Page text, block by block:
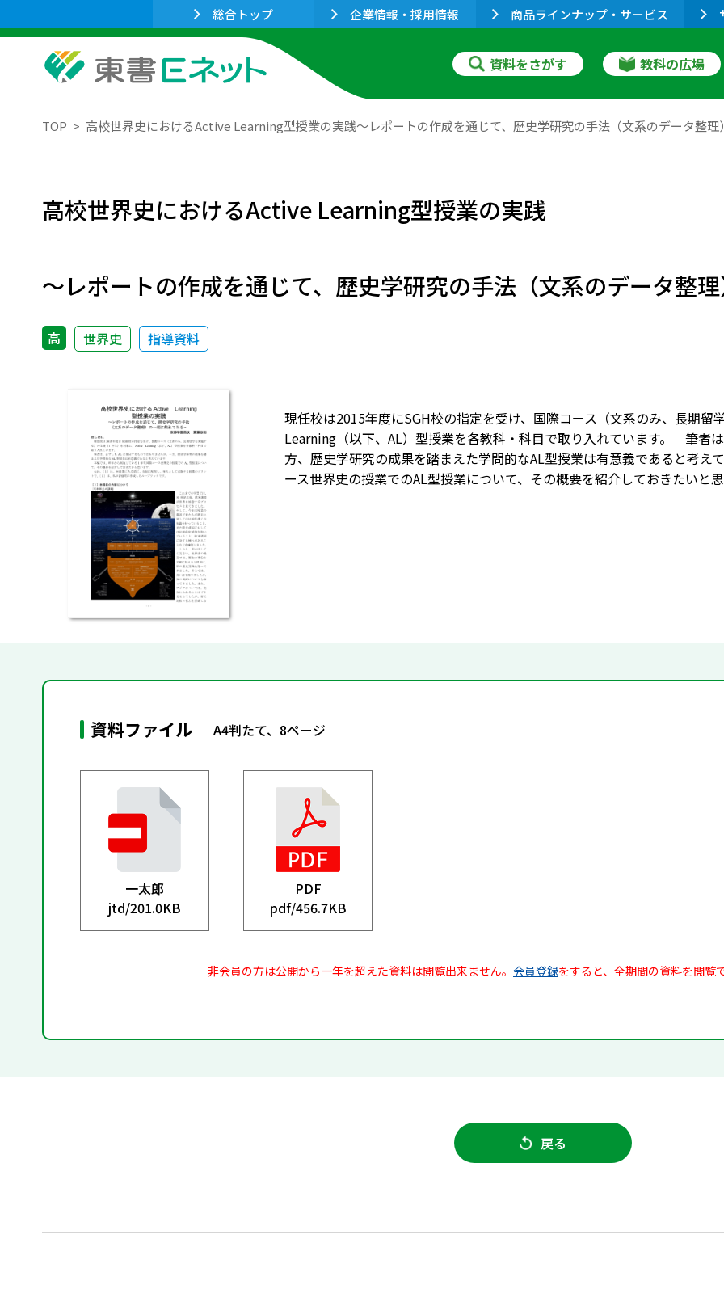
総合トップ 企業情報・採用情報 商品ラインナップ・サービス
資料をさがす 教科の広場
TOP 高校世界史におけるActive Learning型授業の実践～レポートの作成を通じて、歴史学研究の手法（文系のデータ整理
高校世界史におけるActive Learning型授業の実践
～レポートの作成を通じて、歴史学研究の手法（文系のデータ整
高 世界史 指導資料
現任校は2015年度にSGH校の指定を受け、国際コース（文系のみ、長期
Learning（以下、AL）型授業を各教科・科目で取り入れています。 筆者
方、歴史学研究の成果を踏まえた学問的なAL型授業は有意義であると考え
ース世界史の授業でのAL型授業について、その概要を紹介しておきたいと思
資料ファイル A4判たて、8ページ
一太郎
jtd/201.0KB
PDF
pdf/456.7KB
非会員の方は公開から一年を超えた資料は閲覧出来ません。 会員登録をすると、全期間の資料を閲覧
戻る